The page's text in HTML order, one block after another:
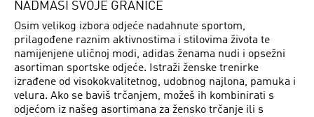
NADMAŠI SVOJE GRANICE
Osim velikog izbora odjeće nadahnute sportom,
prilagođene raznim aktivnostima i stilovima života te
namijenjene uličnoj modi, adidas ženama nudi i opsežni
asortiman sportske odjeće. Istraži ženske trenirke
izrađene od visokokvalitetnog, udobnog najlona, pamuka i
velura. Ako se baviš trčanjem, možeš ih kombinirati s
odjećom iz našeg asortimana za žensko trčanje ili s